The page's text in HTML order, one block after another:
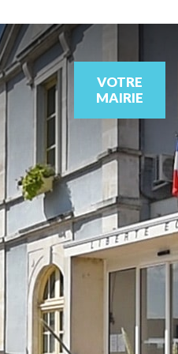
VOTRE
MAIRIE